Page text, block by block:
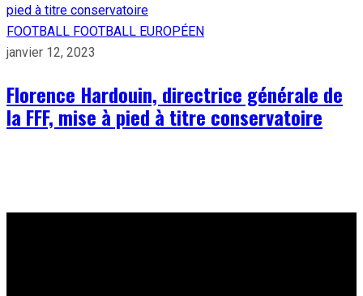
FOOTBALL FOOTBALL EUROPÉEN
janvier 12, 2023
Florence Hardouin, directrice générale de
la FFF, mise à pied à titre conservatoire